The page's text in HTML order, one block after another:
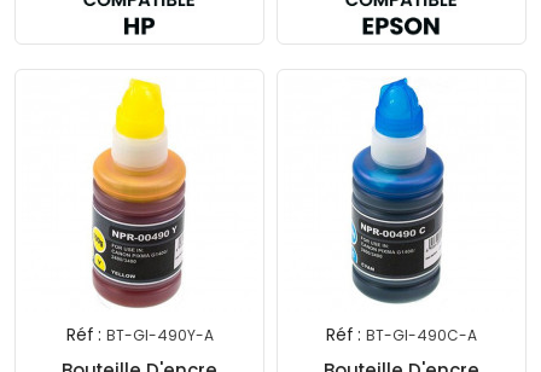
Réf : BT-GI-490Y-A Réf : BT-GI-490C-A